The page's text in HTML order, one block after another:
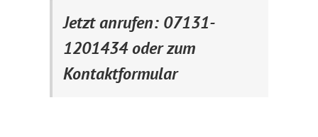
Jetzt anrufen: 07131-
1201434 oder zum
Kontaktformular